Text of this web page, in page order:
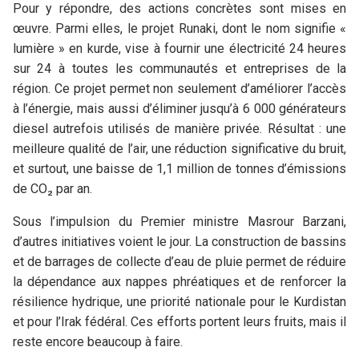
Pour y répondre, des actions concrètes sont mises en
œuvre. Parmi elles, le projet Runaki, dont le nom signifie «
lumière » en kurde, vise à fournir une électricité 24 heures
sur 24 à toutes les communautés et entreprises de la
région. Ce projet permet non seulement d’améliorer l’accès
à l’énergie, mais aussi d’éliminer jusqu’à 6 000 générateurs
diesel autrefois utilisés de manière privée. Résultat : une
meilleure qualité de l’air, une réduction significative du bruit,
et surtout, une baisse de 1,1 million de tonnes d’émissions
de CO₂ par an.
Sous l’impulsion du Premier ministre Masrour Barzani,
d’autres initiatives voient le jour. La construction de bassins
et de barrages de collecte d’eau de pluie permet de réduire
la dépendance aux nappes phréatiques et de renforcer la
résilience hydrique, une priorité nationale pour le Kurdistan
et pour l’Irak fédéral. Ces efforts portent leurs fruits, mais il
reste encore beaucoup à faire.